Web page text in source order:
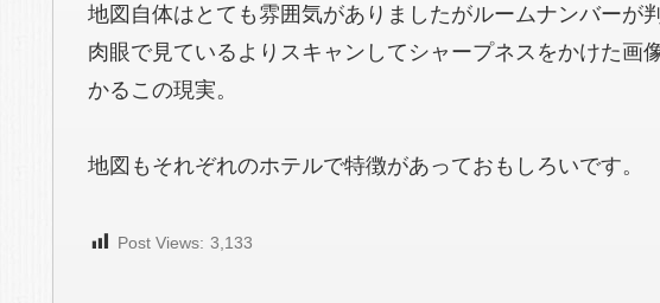
地図自体はとても雰囲気がありましたがルームナンバーが
肉眼で見ているよりスキャンしてシャープネスをかけた画
かるこの現実。
地図もそれぞれのホテルで特徴があっておもしろいです。
Post Views: 3,133